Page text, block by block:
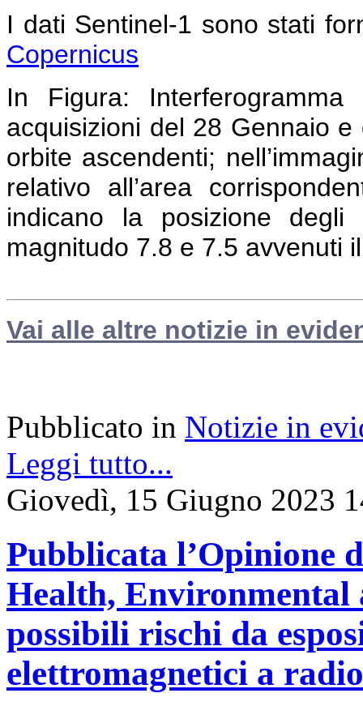
I dati Sentinel-1 sono stati
Copernicus
In Figura:
acquisizioni del 28 Gennaio
orbite ascendenti;
relativo all’area
indicano la posizione
magnitudo 7.8 e 7.5 avvenuti
Vai alle altre notizie in
Pubblicato in Notizie in
Leggi tutto...
Giovedì, 15 Giugno 2023
Pubblicata l’Opinione
Health, Environmental
possibili rischi da
elettromagnetici a